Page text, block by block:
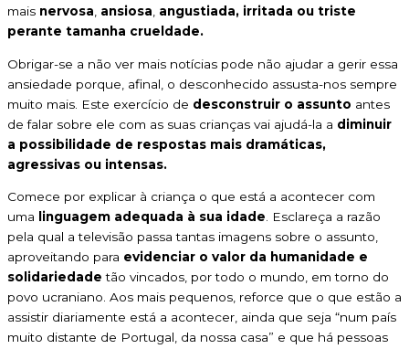
mais nervosa ansiosa angustiada, irritada ou triste
perante tamanha crueldade.
Obrigar-se a não ver mais notícias pode não ajudar a gerir essa
ansiedade porque, afinal, o desconhecido assusta-nos sempre
muito mais. Este exercício de desconstruir o assunto antes
de falar sobre ele com as suas crianças vai ajudá-la a diminuir
a possibilidade de respostas mais dramáticas,
agressivas ou intensas.
Comece por explicar à criança o que está a acontecer com
uma
linguagem adequada à sua idade. Esclareça a razão
pela qual a televisão passa tantas imagens sobre o assunto,
aproveitando para evidenciar o valor da humanidade e
solidariedade tão vincados, por todo o mundo, em torno do
povo ucraniano. Aos mais pequenos, reforce que o que estão a
assistir diariamente está a acontecer, ainda que seja “num país
muito distante de Portugal, da nossa casa” e que há pessoas